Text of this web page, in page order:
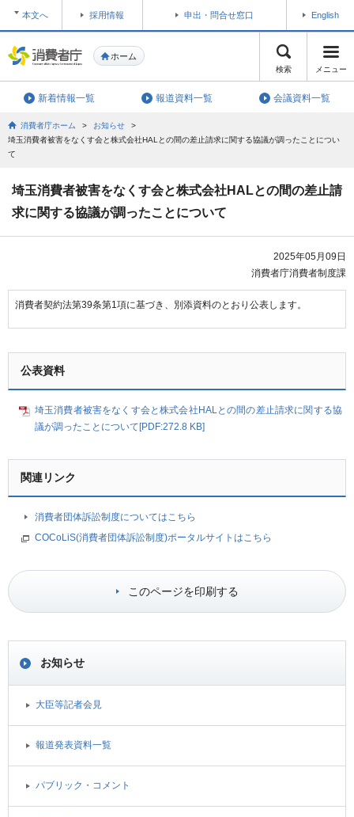
ホーム
本文へ 採用情報 申出・問合せ窓口 English
メニュー
検索
新着情報一覧 報道資料一覧 会議資料一覧
消費者庁ホーム > お知らせ
>
埼玉消費者被害をなくす会と株式会社HALとの間の差止請求に関する協議が調ったことについ
て
埼玉消費者被害をなくす会と株式会社HALとの間の差止請
求に関する協議が調ったことについて
2025年05月09日
消費者庁消費者制度課
消費者契約法第39条第1項に基づき、別添資料のとおり公表します。
公表資料
埼玉消費者被害をなくす会と株式会社HALとの間の差止請求に関する協
議が調ったことについて[PDF:272.8 KB]
関連リンク
消費者団体訴訟制度についてはこちら
COCoLiS(消費者団体訴訟制度)ポータルサイトはこちら
このページを印刷する
お知らせ
大臣等記者会見
報道発表資料一覧
パブリック・コメント